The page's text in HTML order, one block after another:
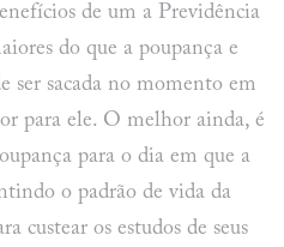
de um a Previdência
do que a poupança e
ser sacada no momento em
para ele. O melhor ainda, é
para o dia em que a
o padrão de vida da
custear os estudos de seus